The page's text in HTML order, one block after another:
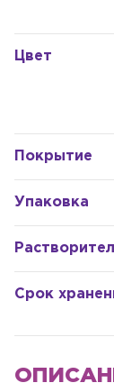
Цвет
Покрытие
Упаковка
Срок